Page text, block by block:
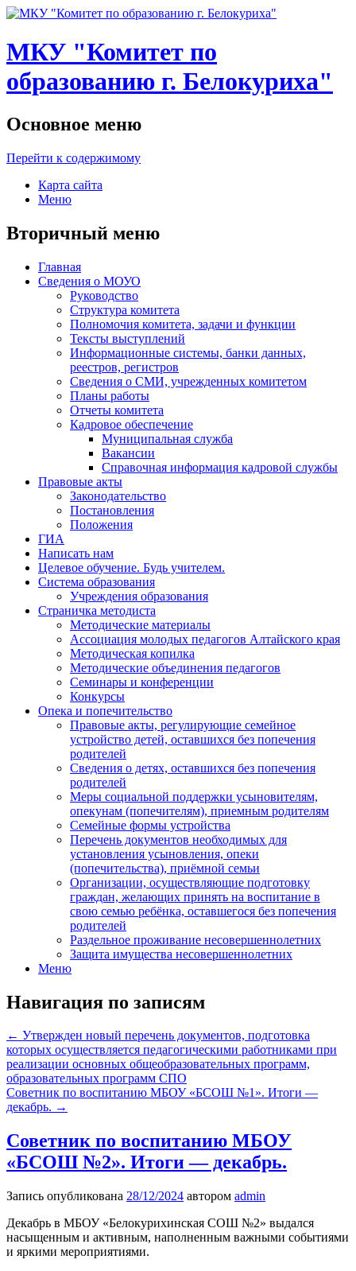
МКУ "Комитет по
образованию г. Белокуриха"
Основное меню
Перейти к содержимому
Карта сайта
Меню
Вторичный меню
Главная
Сведения о МОУО
Руководство
Структура комитета
Полномочия комитета, задачи и функции
Тексты выступлений
Информационные системы, банки данных,
реестров, регистров
Сведения о СМИ, учрежденных комитетом
Планы работы
Отчеты комитета
Кадровое обеспечение
Муниципальная служба
Вакансии
Справочная информация кадровой службы
Правовые акты
Законодательство
Постановления
Положения
ГИА
Написать нам
Целевое обучение. Будь учителем.
Система образования
Учреждения образования
Страничка методиста
Методические материалы
Ассоциация молодых педагогов Алтайского края
Методическая копилка
Методические объединения педагогов
Семинары и конференции
Конкурсы
Опека и попечительство
Правовые акты, регулирующие семейное
устройство детей, оставшихся без попечения
родителей
Сведения о детях, оставшихся без попечения
родителей
Меры социальной поддержки усыновителям,
опекунам (попечителям), приемным родителям
Семейные формы устройства
Перечень документов необходимых для
установления усыновления, опеки
(попечительства), приёмной семьи
Организации, осуществляющие подготовку
граждан, желающих принять на воспитание в
свою семью ребёнка, оставшегося без попечения
родителей
Раздельное проживание несовершеннолетних
Защита имущества несовершеннолетних
Меню
Навигация по записям
← Утвержден новый перечень документов, подготовка
которых осуществляется педагогическими работниками при
реализации основных общеобразовательных программ,
образовательных программ СПО
Советник по воспитанию МБОУ «БСОШ №1». Итоги —
декабрь. →
Советник по воспитанию МБОУ
«БСОШ №2». Итоги — декабрь.
Запись опубликована 28/12/2024 автором admin
Декабрь в МБОУ «Белокурихинская СОШ №2» выдался
насыщенным и активным, наполненным важными событиями
и яркими мероприятиями.